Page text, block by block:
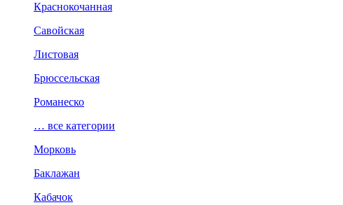
Краснокочанная
Савойская
Листовая
Брюссельская
Романеско
… все категории
Морковь
Баклажан
Кабачок